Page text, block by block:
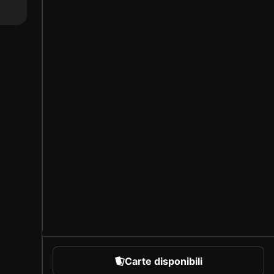
Carte disponibili